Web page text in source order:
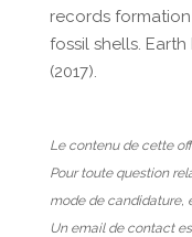
records
fossil shells. Earth
(2017).
Le contenu de cette
Pour toute question
mode de candidature,
Un email de contact